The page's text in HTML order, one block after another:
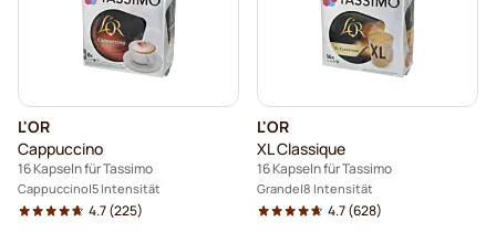
L'OR
Cappuccino
16 Kapseln für Tassimo
Cappuccino 5 Intensität
4.7(225)
L'OR
XL Classique
16 Kapseln für Tassimo
Grande 8 Intensität
4.7(628)